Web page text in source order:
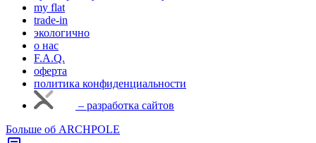
my flat
trade-in
экологично
о нас
F.A.Q.
оферта
политика конфиденциальности
– разработка сайтов
Больше об ARCHPOLE